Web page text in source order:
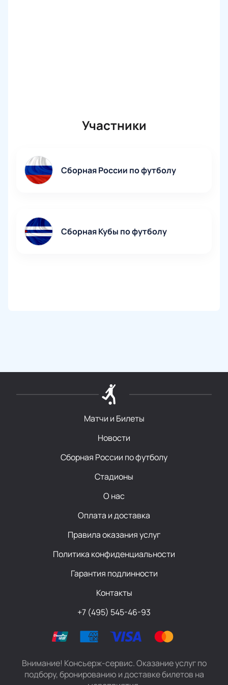
Участники
Сборная России по футболу
Сборная Кубы по футболу
Матчи и Билеты
Новости
Сборная России по футболу
Стадионы
О нас
Оплата и доставка
Правила оказания услуг
Политика конфиденциальности
Гарантия подлинности
Контакты
+7 (495) 545-46-93
Внимание! Консьерж-сервис. Оказание услуг по
подбору, бронированию и доставке билетов на